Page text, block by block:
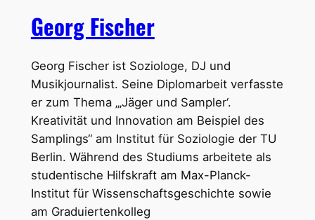
Georg Fischer
Georg Fischer ist Soziologe, DJ und
Musikjournalist. Seine Diplomarbeit verfasste
er zum Thema „‚Jäger und Sampler‘.
Kreativität und Innovation am Beispiel des
Samplings“ am Institut für Soziologie der TU
Berlin. Während des Studiums arbeitete als
studentische Hilfskraft am Max-Planck-
Institut für Wissenschaftsgeschichte sowie
am Graduiertenkolleg